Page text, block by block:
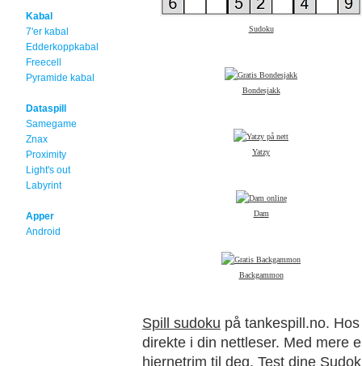
Kabal
7'er kabal
Edderkoppkabal
Freecell
Pyramide kabal
Dataspill
Samegame
Znax
Proximity
Light's out
Labyrint
Apper
Android
Sudoku
Bondesjakk
Yatzy
Dam
Backgammon
Spill sudoku på tankespill.no.
direkte i din nettleser. Med mere
hjernetrim til deg. Test dine